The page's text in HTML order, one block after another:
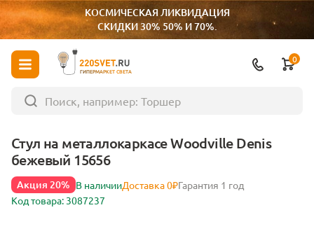
КОСМИЧЕСКАЯ ЛИКВИДАЦИЯ
СКИДКИ 30% 50% И 70%.
ГИПЕРМАРКЕТ СВЕТА
0
Стул на металлокаркасе Woodville Denis
бежевый 15656
Акция 20% В наличииДоставка 0₽Гарантия 1 год
Код товара: 3087237